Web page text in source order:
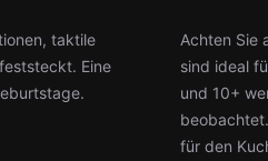
taktile
Eine
Achten Sie
sind ideal
und 10+
für den